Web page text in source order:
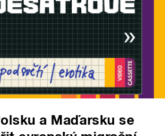
a Maďarsku se